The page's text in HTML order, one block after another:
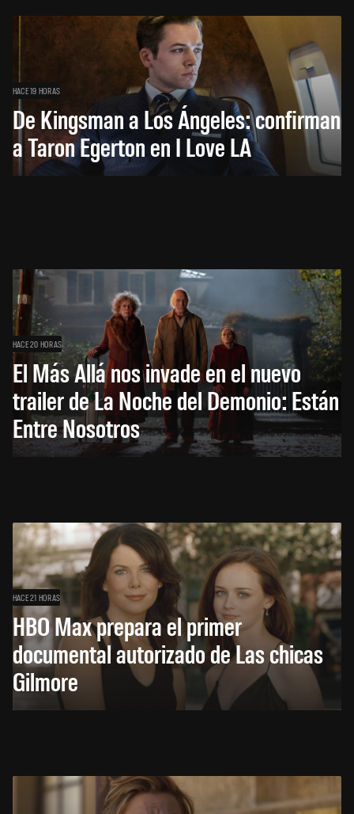
HACE 19 HORAS
De Kingsman a Los Ángeles: confirman
a Taron Egerton en I Love LA
HACE 20 HORAS
El Más Allá nos invade en el nuevo
trailer de La Noche del Demonio: Están
Entre Nosotros
HACE 21 HORAS
HBO Max prepara el primer
documental autorizado de Las chicas
Gilmore